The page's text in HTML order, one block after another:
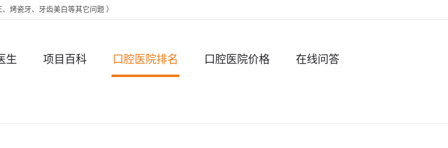
烤瓷牙、牙齿美白等其它问题 ）
生 项目百科 口腔医院排名 口腔医院价格 在线问答